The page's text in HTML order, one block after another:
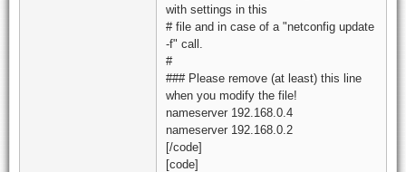
with settings in this
# file and in case of a "netconfig update
-f" call.
#
### Please remove (at least) this line
when you modify the file!
nameserver 192.168.0.4
nameserver 192.168.0.2
[/code]
[code]